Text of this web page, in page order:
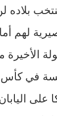
بلاده
لهم
في كأس